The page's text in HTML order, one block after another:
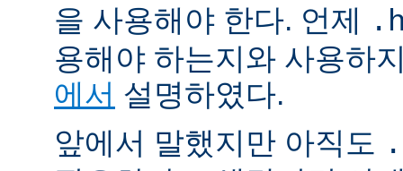
을 사용해야 한다. 언제
용해야 하는지와 사용하
에서 설명하였다.
앞에서 말했지만 아직도